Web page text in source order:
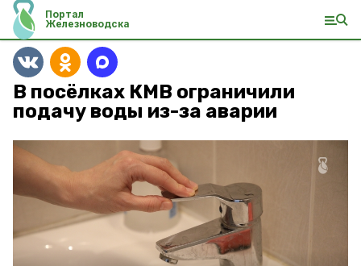
Портал
Железноводска
В посёлках КМВ ограничили
подачу воды из-за аварии